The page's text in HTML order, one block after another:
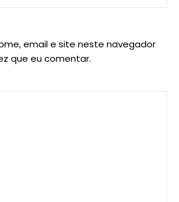
email e site neste navegador
que eu comentar.